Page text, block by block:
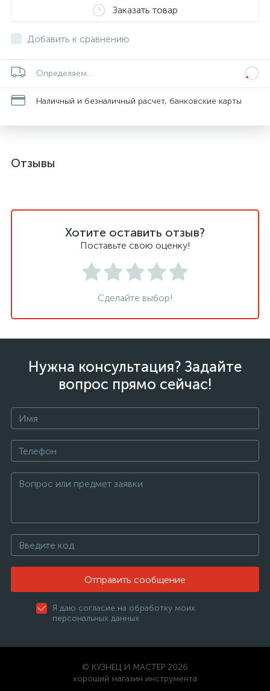
Заказать товар
Добавить к сравнению
Определяем...
Наличный и безналичный расчет, банковские карты
Отзывы
Хотите оставить отзыв?
Поставьте свою оценку!
Сделайте выбор!
Нужна консультация? Задайте
вопрос прямо сейчас!
Отправить сообщение
Я даю согласие на обработку моих
персональных данных
© КУЗНЕЦ И МАСТЕР 2026
хороший магазин инструмента